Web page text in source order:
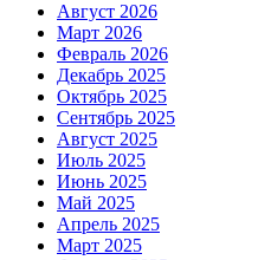
Август 2026
Март 2026
Февраль 2026
Декабрь 2025
Октябрь 2025
Сентябрь 2025
Август 2025
Июль 2025
Июнь 2025
Май 2025
Апрель 2025
Март 2025